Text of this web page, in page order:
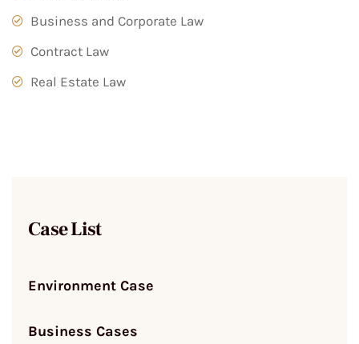
Business and Corporate Law
Contract Law
Real Estate Law
Case List
Environment Case
Business Cases